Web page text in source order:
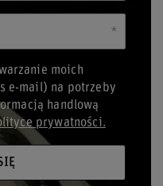
moich
e-mail) na potrzeby
handlową
prywatności.